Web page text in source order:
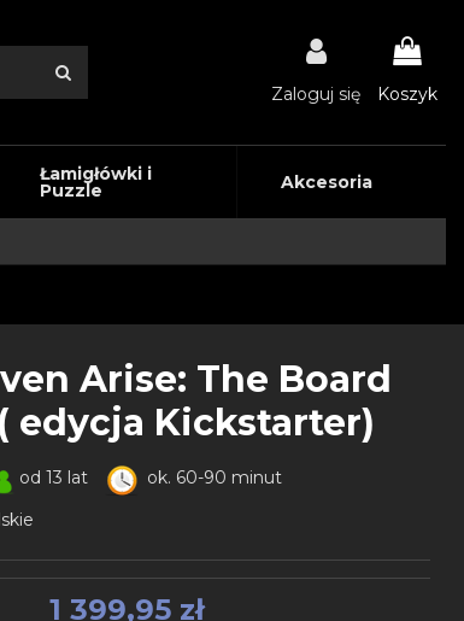
Zaloguj się Koszyk
Łamigłówki i
Puzzle Akcesoria
Arise: The Board
edycja Kickstarter)
od 13 lat
ok. 60-90 minut
1 399,95 zł